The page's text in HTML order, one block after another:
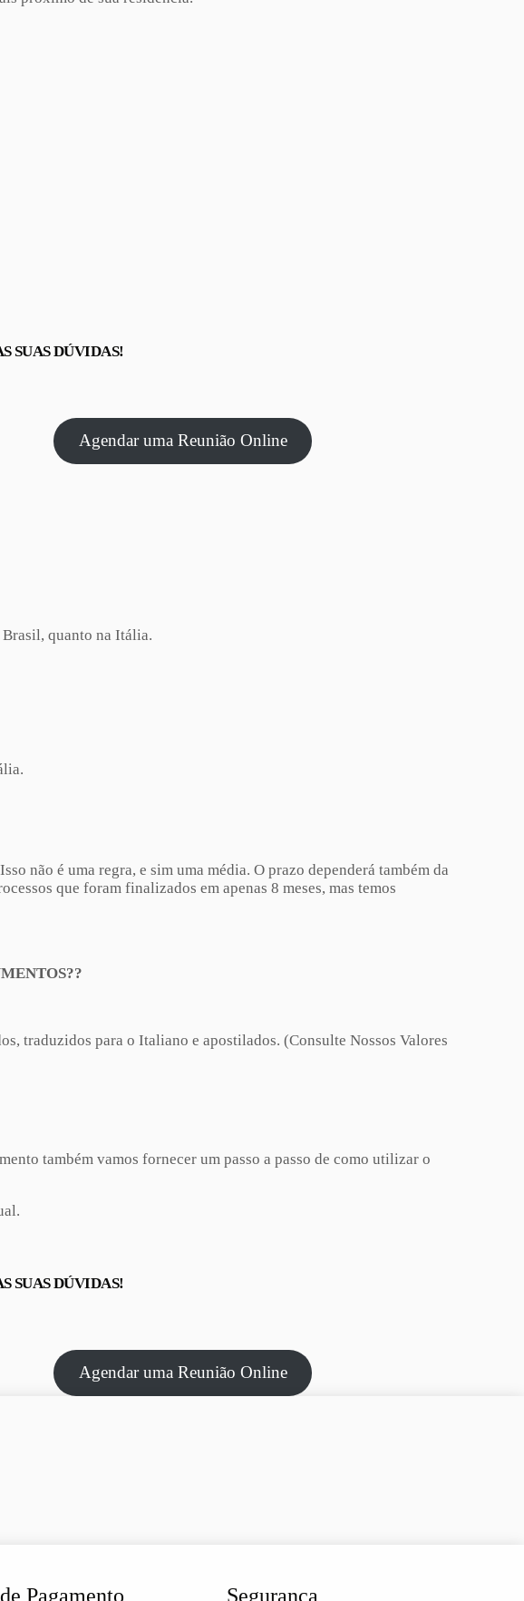
SUAS DÚVIDAS!
Agendar uma Reunião Online
Brasil, quanto na Itália.
não é uma regra, e sim uma média. O prazo dependerá também da
que foram finalizados em apenas 8 meses, mas temos
traduzidos para o Italiano e apostilados. (Consulte Nossos Valores
também vamos fornecer um passo a passo de como utilizar o
SUAS DÚVIDAS!
Agendar uma Reunião Online
Pagamento Segurança